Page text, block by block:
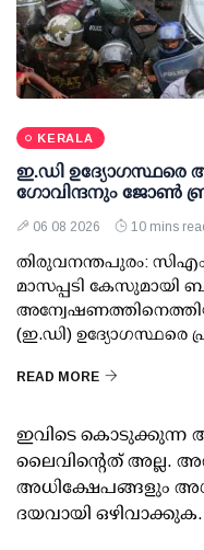
KERALA
ഇ.ഡി ഉദ്യോഗസ്ഥരെ
ഗോവിന്ദനും ജോണ്‍
06 08 2026 10 mins
തിരുവനന്തപുരം:
മാസപ്പടി കേസുമായി
(ഇ.ഡി) ഉദ്യോഗസ്ഥരെ
READ MORE
ഇവിടെ കൊടുക്കുന്ന
ലൈവിന്റെത് അല്ല.
അധിക്ഷേപങ്ങളും
ദയവായി ഒഴിവാക്കുക.